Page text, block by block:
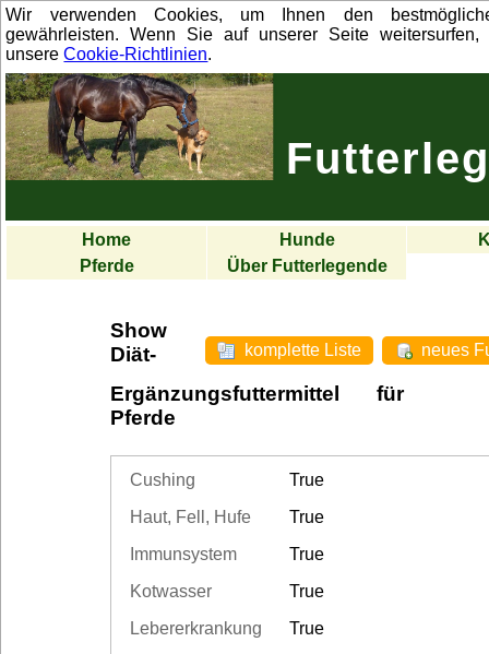
Wir verwenden Cookies, um Ihnen den
gewährleisten. Wenn Sie auf unserer Seite weitersurfen,
unsereCookie-Richtlinien.
Home Hunde
Pferde
Über Futterlegende
komplette Liste neues
Show
Diät-
Ergänzungsfuttermittel für
Pferde
Cushing
True
Haut, Fell, Hufe
True
Immunsystem
True
Kotwasser
True
Lebererkrankung
True